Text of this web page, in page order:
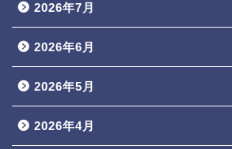
2026年7月
2026年6月
2026年5月
2026年4月